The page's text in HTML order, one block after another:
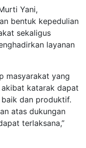
Yani,
bentuk kepedulian
sekaligus
layanan
masyarakat yang
katarak dapat
dan produktif.
atas dukungan
terlaksana,”